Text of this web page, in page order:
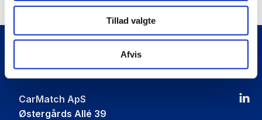
Tillad valgte
Afvis
CarMatch
CarMatch ApS
Østergårds Allé 39